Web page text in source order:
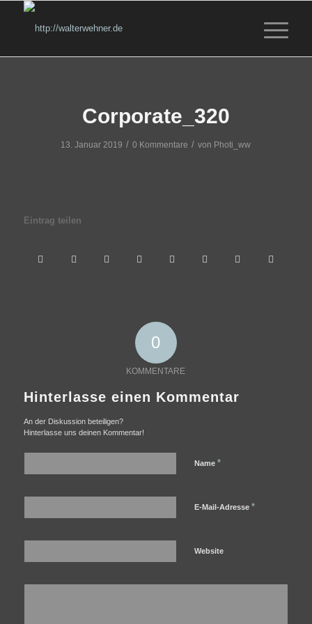
Corporate_320
13. Januar 2019 / 0 Kommentare / von Photi_ww
Eintrag teilen
0
KOMMENTARE
Hinterlasse einen Kommentar
An der Diskussion beteiligen?
Hinterlasse uns deinen Kommentar!
Name *
E-Mail-Adresse *
Website